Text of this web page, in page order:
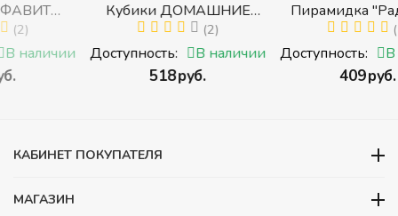
с
Кубики ДОМАШНИЕ
ЖИВОТНЫЕ (Томик)
(Набор кубиков
разрезных (складных))
(2)
Доступность: В наличии
Пирамидка "Радуга" (8
деталей) (Пирамидка
среднего размера)
(1)
Доступность: В наличии
КАБИНЕТ ПОКУПАТЕЛЯ
МАГАЗИН